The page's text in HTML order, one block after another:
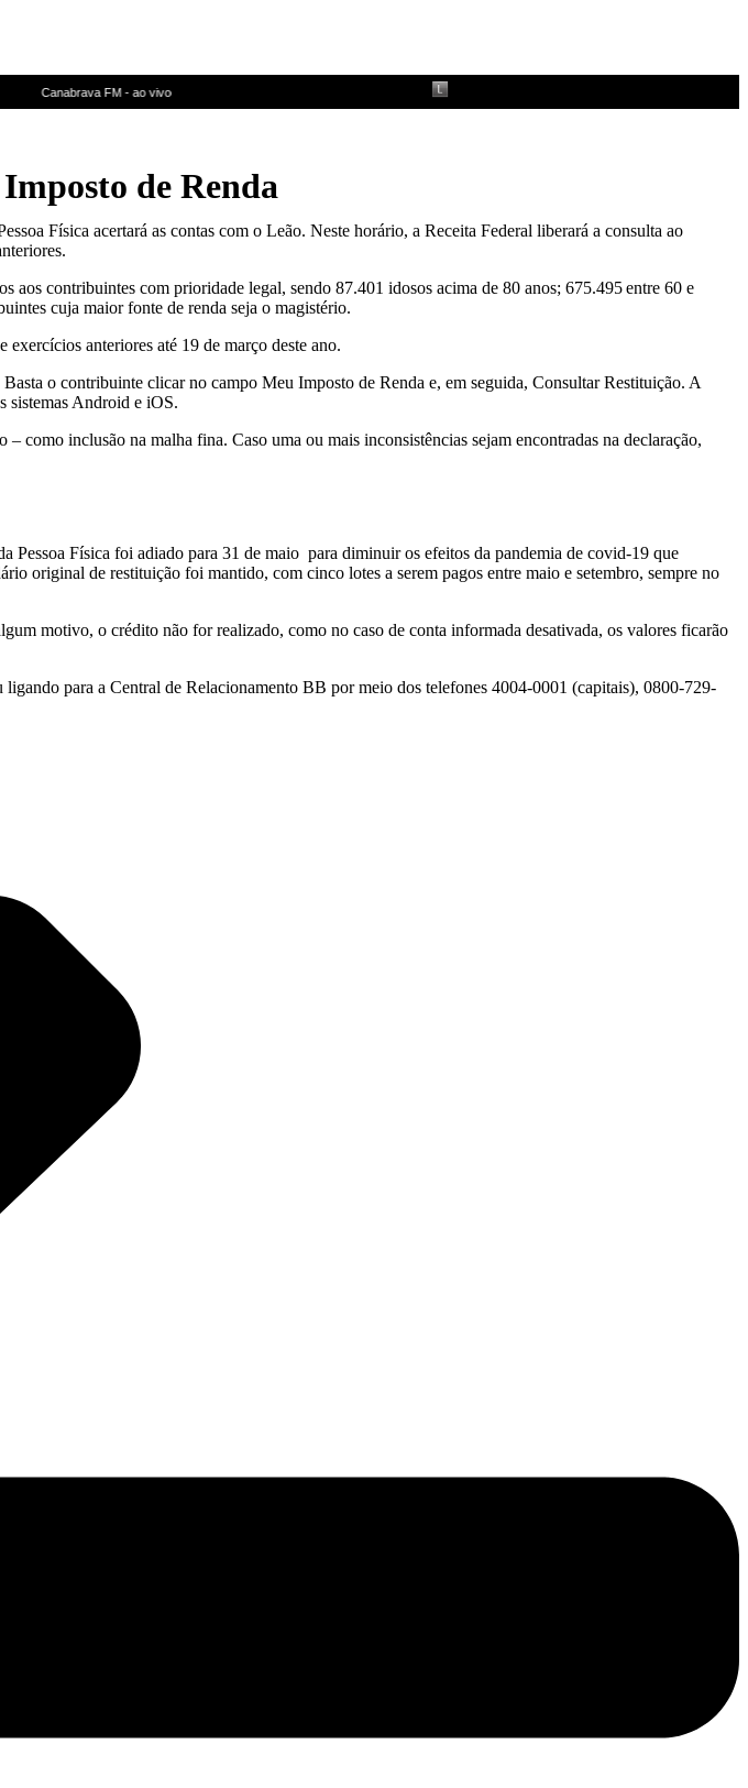
de Renda
Física acertará as contas com o Leão. Neste horário, a Receita Federal liberará a consulta ao
contribuintes com prioridade legal, sendo 87.401 idosos acima de 80 anos; 675.495 entre 60 e
cuja maior fonte de renda seja o magistério.
anteriores até 19 de março deste ano.
o contribuinte clicar no campo Meu Imposto de Renda e, em seguida, Consultar Restituição. A
sistemas Android e iOS.
como inclusão na malha fina. Caso uma ou mais inconsistências sejam encontradas na declaração,
Pessoa Física foi adiado para 31 de maio para diminuir os efeitos da pandemia de covid-19 que
original de restituição foi mantido, com cinco lotes a serem pagos entre maio e setembro, sempre no
motivo, o crédito não for realizado, como no caso de conta informada desativada, os valores ficarão
para a Central de Relacionamento BB por meio dos telefones 4004-0001 (capitais), 0800-729-